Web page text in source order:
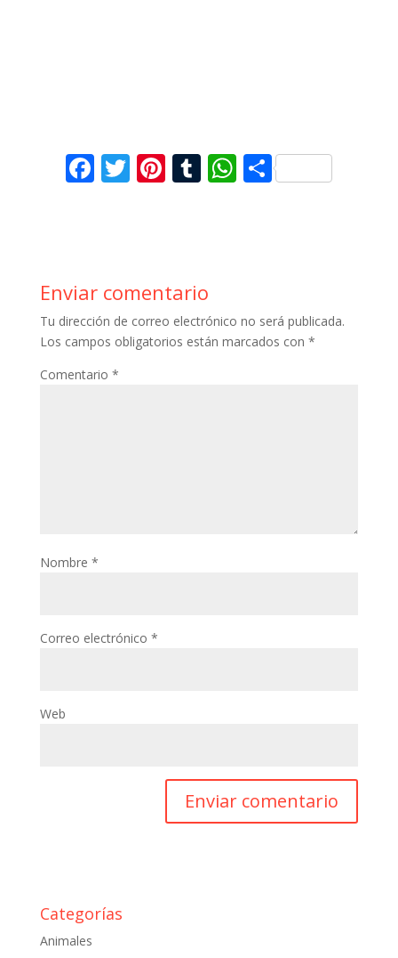
F
o
o
k
T Pi
st
T W
p
p
C
ti
r
Enviar comentario
Tu dirección de correo electrónico no será publicada.
Los campos obligatorios están marcados con *
Comentario *
Nombre *
Correo electrónico *
Web
Categorías
Animales